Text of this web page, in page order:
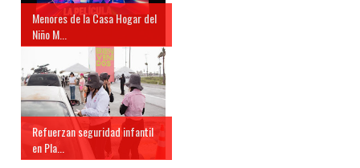
Menores de la Casa Hogar del
Niño M...
Refuerzan seguridad infantil
en Pla...